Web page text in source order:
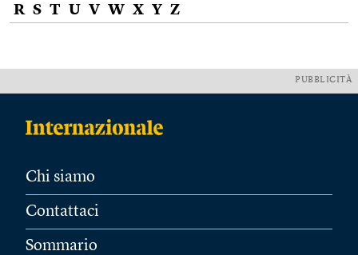
R S T U V W X Y Z
PUBBLICITÀ
Chi siamo
Contattaci
Sommario